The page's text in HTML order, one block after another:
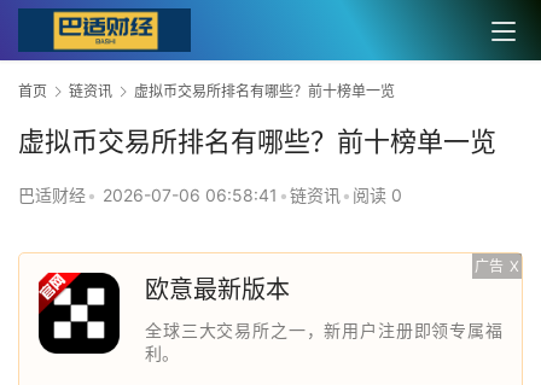
首页 链资讯 虚拟币交易所排名有哪些？前十榜单一览
虚拟币交易所排名有哪些？前十榜单一览
巴适财经• 2026-07-06 06:58:41 •链资讯 • 阅读 0
广告 X
欧意最新版本
全球三大交易所之一，新用户注册即领专属福
利。